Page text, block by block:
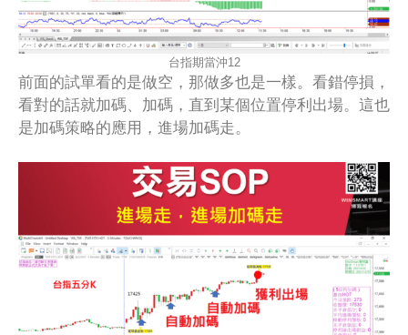
台指期當沖12
前面的試單看的是做空，那做多也是一樣。看錯停損，
看對的話就加碼、加碼，直到某個位置停利出場。這也
是加碼策略的應用，進場加碼走。